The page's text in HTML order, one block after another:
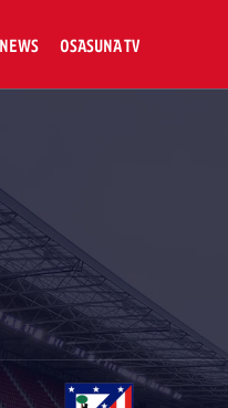
NEWS OSASUNA TV